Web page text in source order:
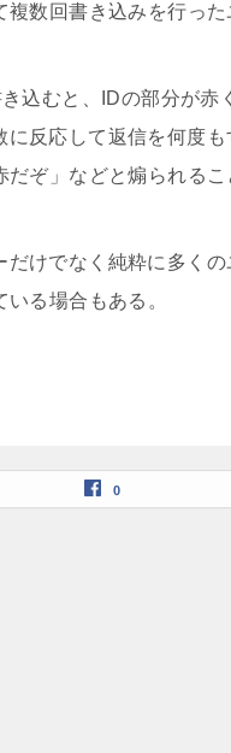
数回書き込みを行った
込むと、IDの部分が赤
反応して返信を何度
ぞ」などと煽られるこ
けでなく純粋に多く
る場合もある。
0